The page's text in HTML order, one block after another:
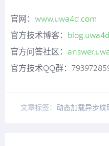
官网： www.uwa4d.com
官方技术博客：
官方问答社区：
官方技术QQ群：
文章标签： 动态加载异步纹